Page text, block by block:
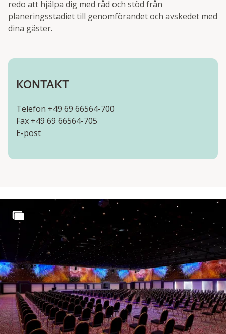
redo att hjälpa dig med råd och stöd från
planeringsstadiet till genomförandet och avskedet med
dina gäster.
KONTAKT
Telefon +49 69 66564-700
Fax +49 69 66564-705
E-post